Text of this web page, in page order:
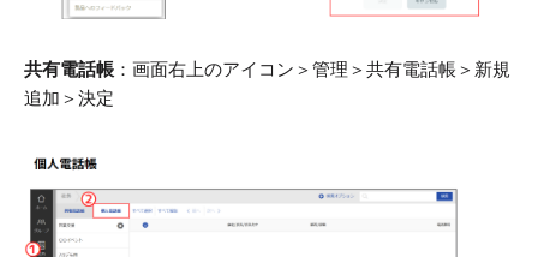
共有電話帳 ：画面右上のアイコン＞管理＞共有電話帳＞新規
追加＞決定